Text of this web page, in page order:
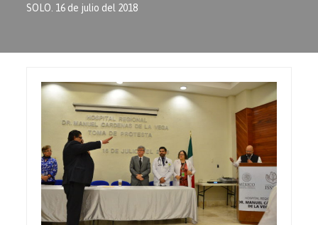
SOLO. 16 de julio del 2018